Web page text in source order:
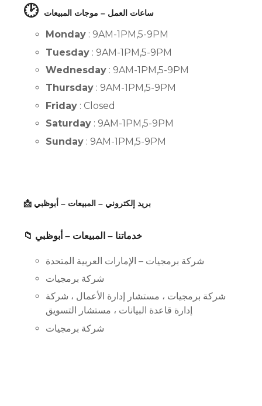
🕑 ساعات العمل – موجات المبيعات
Monday : 9AM-1PM,5-9PM
Tuesday : 9AM-1PM,5-9PM
Wednesday : 9AM-1PM,5-9PM
Thursday : 9AM-1PM,5-9PM
Friday : Closed
Saturday : 9AM-1PM,5-9PM
Sunday : 9AM-1PM,5-9PM
📩 بريد إلكتروني – المبيعات – أبوظبي
📁 خدماتنا – المبيعات – أبوظبي
شركة برمجيات – الإمارات العربية المتحدة
شركة برمجيات
شركة برمجيات ، مستشار إدارة الأعمال ، شركة
إدارة قاعدة البيانات ، مستشار التسويق
شركة برمجيات